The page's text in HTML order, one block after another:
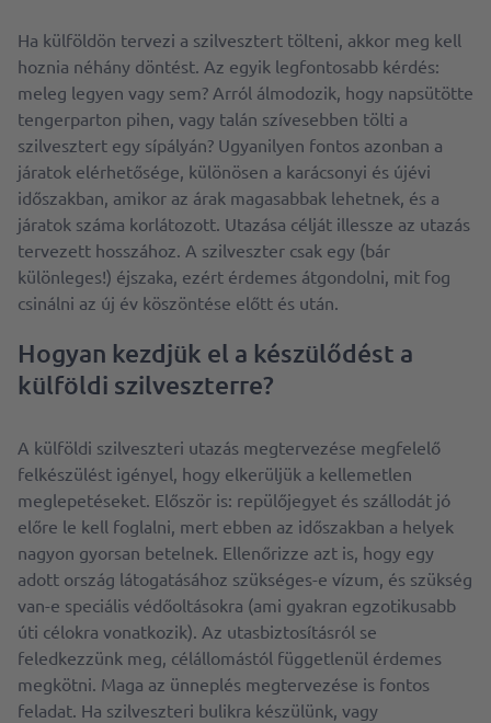
Ha külföldön tervezi a szilvesztert tölteni, akkor meg kell
hoznia néhány döntést. Az egyik legfontosabb kérdés:
meleg legyen vagy sem? Arról álmodozik, hogy napsütötte
tengerparton pihen, vagy talán szívesebben tölti a
szilvesztert egy sípályán? Ugyanilyen fontos azonban a
járatok elérhetősége, különösen a karácsonyi és újévi
időszakban, amikor az árak magasabbak lehetnek, és a
járatok száma korlátozott. Utazása célját illessze az utazás
tervezett hosszához. A szilveszter csak egy (bár
különleges!) éjszaka, ezért érdemes átgondolni, mit fog
csinálni az új év köszöntése előtt és után.
Hogyan kezdjük el a készülődést a
külföldi szilveszterre?
A külföldi szilveszteri utazás megtervezése megfelelő
felkészülést igényel, hogy elkerüljük a kellemetlen
meglepetéseket. Először is: repülőjegyet és szállodát jó
előre le kell foglalni, mert ebben az időszakban a helyek
nagyon gyorsan betelnek. Ellenőrizze azt is, hogy egy
adott ország látogatásához szükséges-e vízum, és szükség
van-e speciális védőoltásokra (ami gyakran egzotikusabb
úti célokra vonatkozik). Az utasbiztosításról se
feledkezzünk meg, célállomástól függetlenül érdemes
megkötni. Maga az ünneplés megtervezése is fontos
feladat. Ha szilveszteri bulikra készülünk, vagy